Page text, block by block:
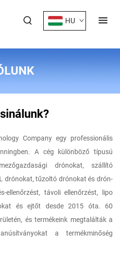
HU
Company egy professionális
A cég különböző típusú
drónokat, szállító
drónokat, tűzoltó drónokat és drón-
ellenőrzést, távoli ellenőrzést, lipo
és ejtőt desde 2015 óta. 60
és termékeink megtalálták a
a termékminőség